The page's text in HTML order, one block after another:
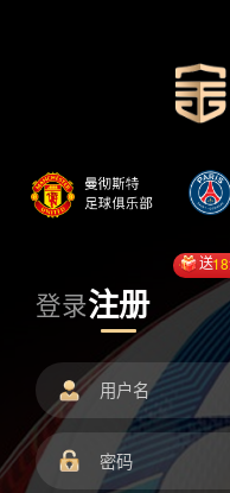
登录注册
送18